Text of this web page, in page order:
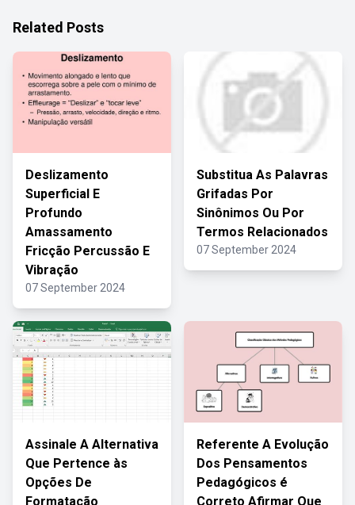
Related Posts
Deslizamento
Superficial E
Profundo
Amassamento
Fricção Percussão E
Vibração
07 September 2024
Substitua As Palavras
Grifadas Por
Sinônimos Ou Por
Termos Relacionados
07 September 2024
Assinale A Alternativa
Que Pertence às
Opções De
Formatação
Referente A Evolução
Dos Pensamentos
Pedagógicos é
Correto Afirmar Que